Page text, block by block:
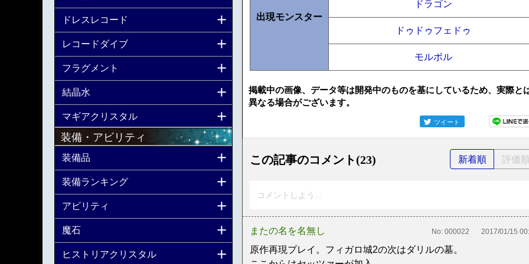
出現モンスター
ドラゴン
ドゥドゥフェドゥ
モルボル
掲載中の画像、データ等は開発中のものを基にしているため、実際と
異なる場合がございます。
ツイート
この記事のコメント(23) 新着順 評価順
コメントしよう...
またの名を名無し No: 000022 2017/01/15
原作再現プレイ。フィガロ城2の次はダリルの墓。
ドレスレコード
レコードダイブ
フラグメント
結晶水
マギアクリスタル
装備・アビリティ
装備品
装備ランキング
アビリティ
魔石
ヒストリアクリスタル